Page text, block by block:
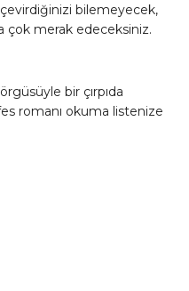
çevirdiğinizi bilemeyecek,
çok merak edeceksiniz.
bir çırpıda
romanı okuma listenize